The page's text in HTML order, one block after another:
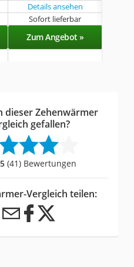
Details ansehen
Sofort lieferbar
Zum Angebot »
dieser Zehenwärmer
gefallen?
(41) Bewertungen
Vergleich teilen: